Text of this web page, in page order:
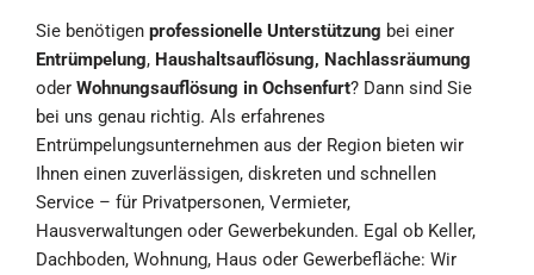
Sie benötigen professionelle Unterstützung bei einer
Entrümpelung, Haushaltsauflösung, Nachlassräumung
oder Wohnungsauflösung in Ochsenfurt? Dann sind Sie
bei uns genau richtig. Als erfahrenes
Entrümpelungsunternehmen aus der Region bieten wir
Ihnen einen zuverlässigen, diskreten und schnellen
Service – für Privatpersonen, Vermieter,
Hausverwaltungen oder Gewerbekunden. Egal ob Keller,
Dachboden, Wohnung, Haus oder Gewerbefläche: Wir